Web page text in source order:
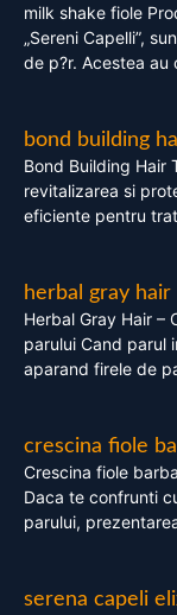
milk shake fiole
„Sereni Capelli”,
de p?r. Acestea
bond building
Bond Building Hair
revitalizarea si
eficiente pentru
herbal gray hair
Herbal Gray Hair –
parului Cand parul
aparand firele de
crescina fiole
Crescina fiole
Daca te confrunti
parului,
serena capeli